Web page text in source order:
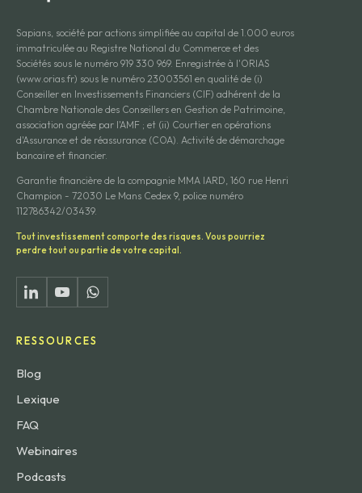
Sapians, société par actions simplifiée au capital de 1.000 euros
immatriculée au Registre National du Commerce et des
Sociétés sous le numéro 919 330 969. Enregistrée à l'ORIAS
(www.orias.fr) sous le numéro 23003561 en qualité de (i)
Conseiller en Investissements Financiers (CIF) adhérent de la
Chambre Nationale des Conseillers en Gestion de Patrimoine,
association agréée par l'AMF ; et (ii) Courtier en opérations
d'Assurance et de réassurance (COA). Activité de démarchage
bancaire et financier.
Garantie financière de la compagnie MMA IARD, 160 rue Henri
Champion - 72030 Le Mans Cedex 9, police numéro
112786342/03439.
Tout investissement comporte des risques. Vous pourriez
perdre tout ou partie de votre capital.
RESSOURCES
Blog
Lexique
FAQ
Webinaires
Podcasts